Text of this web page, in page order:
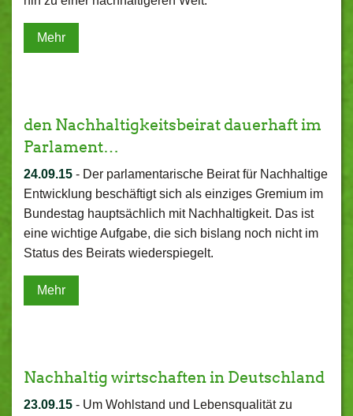
Mehr
den Nachhaltigkeitsbeirat dauerhaft im
Parlament…
24.09.15 - Der parlamentarische Beirat für Nachhaltige
Entwicklung beschäftigt sich als einziges Gremium im
Bundestag hauptsächlich mit Nachhaltigkeit. Das ist
eine wichtige Aufgabe, die sich bislang noch nicht im
Status des Beirats wiederspiegelt.
Mehr
Nachhaltig wirtschaften in Deutschland
23.09.15 - Um Wohlstand und Lebensqualität zu